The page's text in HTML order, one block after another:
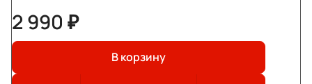
2 990 ₽
В корзину